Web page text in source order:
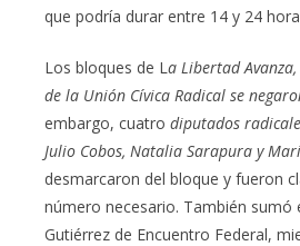
que podría durar entre 14 y 24
Los bloques de L a Libertad
de la Unión Cívica Radical se
embargo, cuatro diputados
Julio Cobos, Natalia Sarapura y
desmarcaron del bloque y fueron
número necesario. También sumó
Gutiérrez de Encuentro Federal,